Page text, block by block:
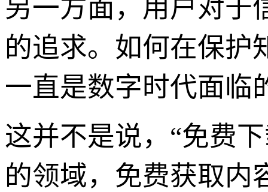
另一方面，用户对于
的追求。如何在保护
一直是数字时代面临
这并不是说，“免费
的领域，免费获取内